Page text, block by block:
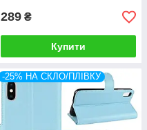
289 ₴
Купити
-25% НА СКЛО/ПЛІВКУ